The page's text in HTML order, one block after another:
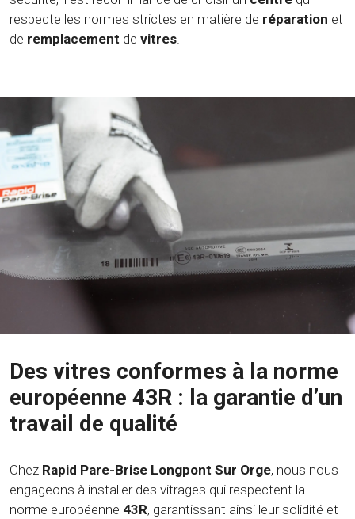
respecte les normes strictes en matière de réparation et
de remplacement de vitres.
Des vitres conformes à la norme
européenne 43R : la garantie d’un
travail de qualité
Chez Rapid Pare-Brise Longpont Sur Orge, nous nous
engageons à installer des vitrages qui respectent la
norme européenne 43R, garantissant ainsi leur solidité et